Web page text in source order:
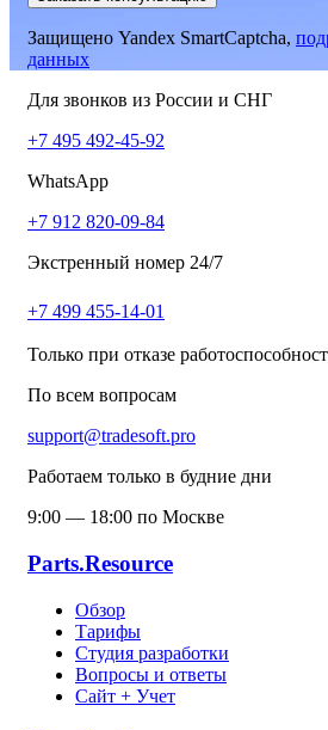
Защищено Yandex SmartCaptcha,
данных
Для звонков из России и СНГ
+7 495 492-45-92
WhatsApp
+7 912 820-09-84
Экстренный номер 24/7
+7 499 455-14-01
Только при отказе
По всем вопросам
support@tradesoft.pro
Работаем только в будние дни
9:00 — 18:00 по Москве
Parts.Resource
Обзор
Тарифы
Студия разработки
Вопросы и ответы
Сайт + Учет